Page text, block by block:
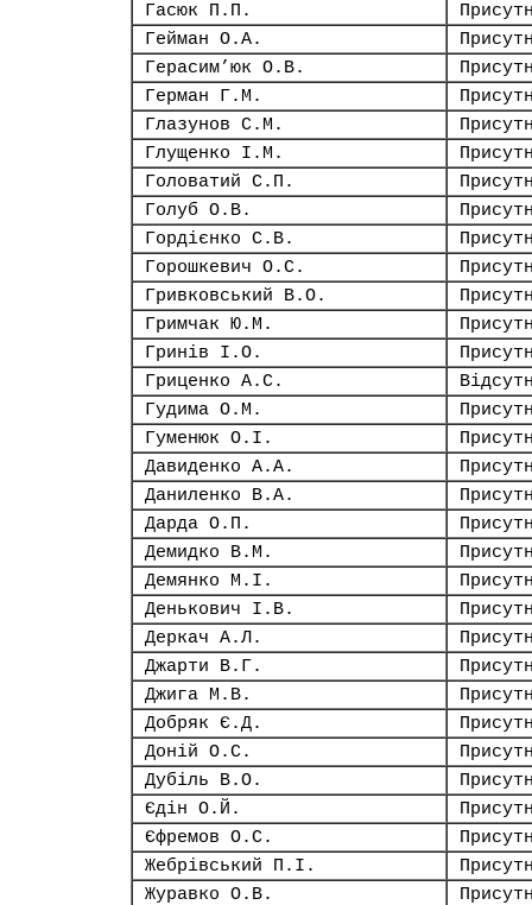
Гасюк П.П.
Гейман О.А.
Герасим’юк О.В.
Герман Г.М.
Глазунов С.М.
Глущенко І.М.
Головатий С.П.
Голуб О.В.
Гордієнко С.В.
Горошкевич О.С.
Гривковський В.О.
Гримчак Ю.М.
Гринів І.О.
Гриценко А.С.
Гудима О.М.
Гуменюк О.І.
Давиденко А.А.
Даниленко В.А.
Дарда О.П.
Демидко В.М.
Демянко М.І.
Денькович І.В.
Деркач А.Л.
Джарти В.Г.
Джига М.В.
Добряк Є.Д.
Доній О.С.
Дубіль В.О.
Єдін О.Й.
Єфремов О.С.
Жебрівський П.І.
Журавко О.В.